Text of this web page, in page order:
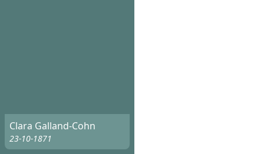
Clara Galland-Cohn
23-10-1871